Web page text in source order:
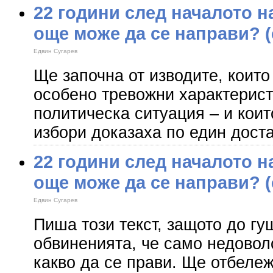
22 години след началото
още може да се направи?
Едвин Сугарев
Ще започна от изводите, които
особено тревожни
политическа ситуация – и
избори доказаха по един
22 години след началото
още може да се направи?
Едвин Сугарев
Пиша този текст, защото до
обвиненията, че само
какво да се прави. Ще